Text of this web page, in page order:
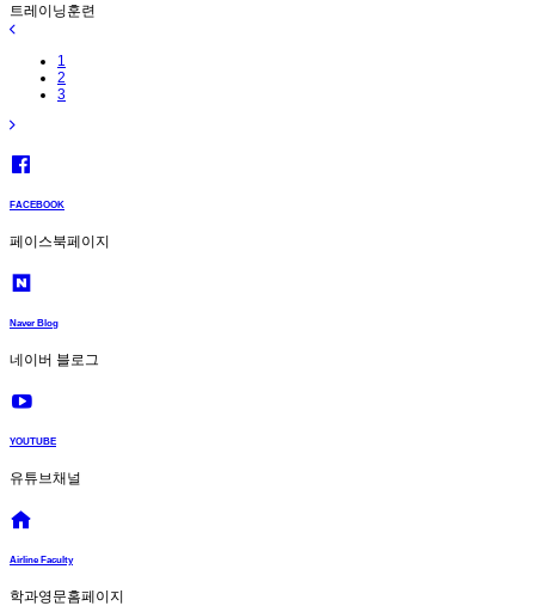
트레이닝훈련
1
2
3
FACEBOOK
페이스북페이지
Naver Blog
네이버 블로그
YOUTUBE
유튜브채널
Airline Faculty
학과영문홈페이지